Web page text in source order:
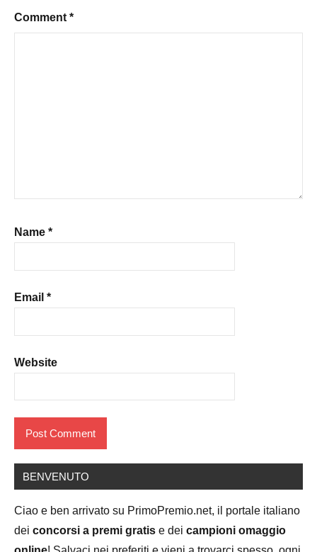
Comment *
Name *
Email *
Website
BENVENUTO
Ciao e ben arrivato su PrimoPremio.net, il portale italiano
dei concorsi a premi gratis e dei campioni omaggio